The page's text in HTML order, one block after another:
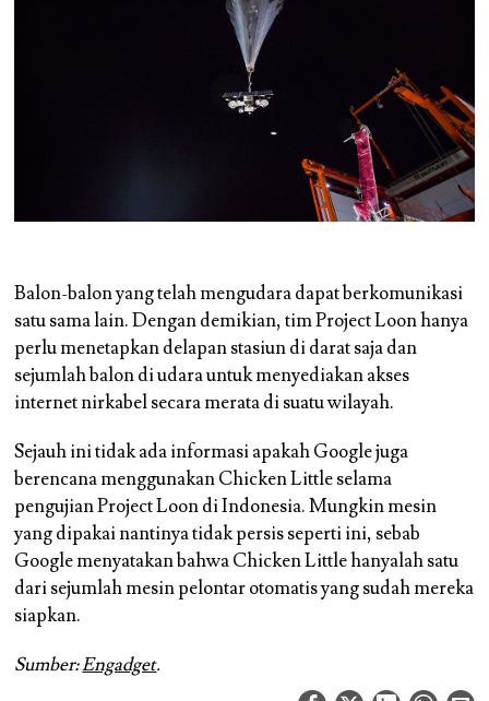
Balon-balon yang telah mengudara dapat berkomunikasi
satu sama lain. Dengan demikian, tim Project Loon hanya
perlu menetapkan delapan stasiun di darat saja dan
sejumlah balon di udara untuk menyediakan akses
internet nirkabel secara merata di suatu wilayah.
Sejauh ini tidak ada informasi apakah Google juga
berencana menggunakan Chicken Little selama
pengujian Project Loon di Indonesia. Mungkin mesin
yang dipakai nantinya tidak persis seperti ini, sebab
Google menyatakan bahwa Chicken Little hanyalah satu
dari sejumlah mesin pelontar otomatis yang sudah mereka
siapkan.
Sumber:Engadget.